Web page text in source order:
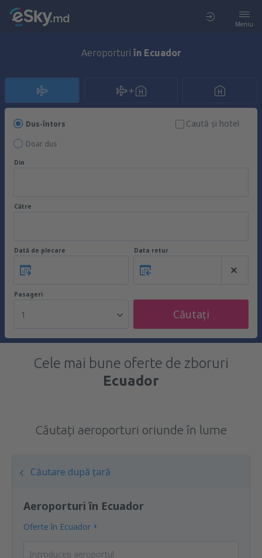
Meniu
Aeroporturi în Ecuador
Dus-întors
Doar dus
Caută şi hotel
Din
Către
Dată de plecare Data retur
Pasageri
1 Căutați
Cele mai bune oferte de zboruri
Ecuador
Căutați aeroporturi oriunde în lume
Căutare după țară
Aeroporturi în Ecuador
Oferte în Ecuador